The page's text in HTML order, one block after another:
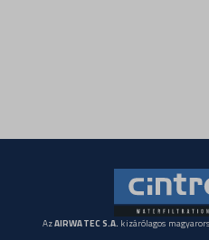
AzAIRWATEC S.A. kizárólagos
wp-settings-time-*